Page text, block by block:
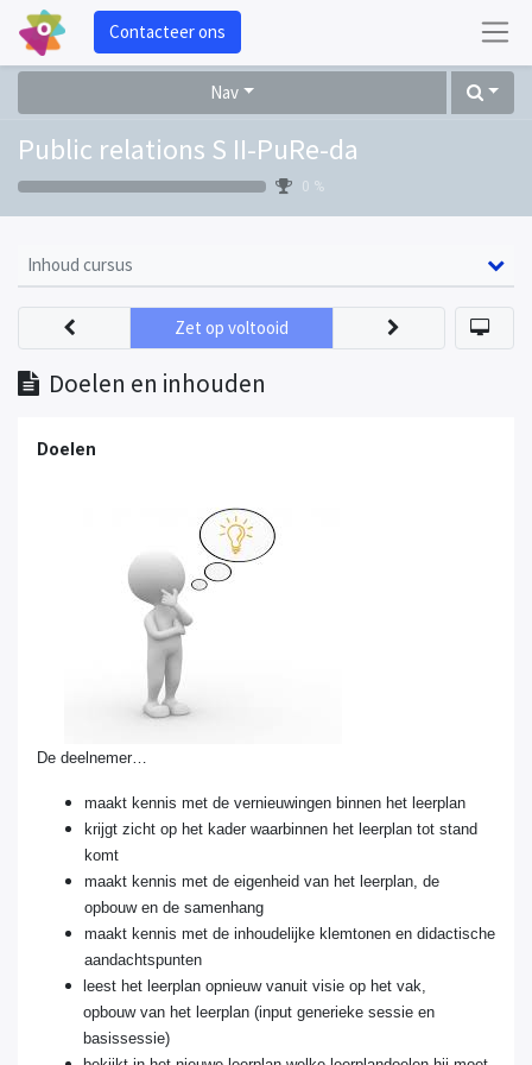
Contacteer ons
Nav
Public relations S II-PuRe-da
0 %
Inhoud cursus
Doelen en inhouden
Zet op voltooid
Doelen
De deelnemer…
maakt kennis met de vernieuwingen binnen het leerplan
krijgt zicht op het kader waarbinnen het leerplan tot stand
komt
maakt kennis met de eigenheid van het leerplan, de
opbouw en de samenhang
maakt kennis met de inhoudelijke klemtonen en didactische
aandachtspunten
leest het leerplan opnieuw vanuit visie op het vak,
opbouw van het leerplan (input generieke sessie en
basissessie)